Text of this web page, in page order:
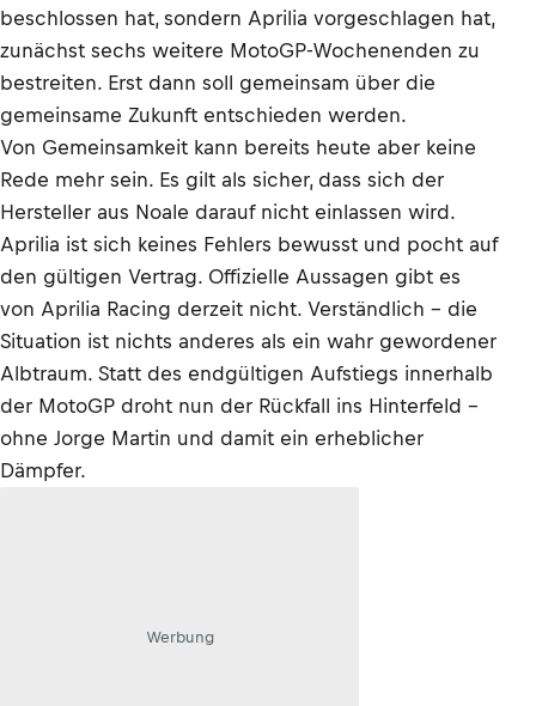
beschlossen hat, sondern Aprilia vorgeschlagen hat,
zunächst sechs weitere MotoGP-Wochenenden zu
bestreiten. Erst dann soll gemeinsam über die
gemeinsame Zukunft entschieden werden.
Von Gemeinsamkeit kann bereits heute aber keine
Rede mehr sein. Es gilt als sicher, dass sich der
Hersteller aus Noale darauf nicht einlassen wird.
Aprilia ist sich keines Fehlers bewusst und pocht auf
den gültigen Vertrag. Offizielle Aussagen gibt es
von Aprilia Racing derzeit nicht. Verständlich – die
Situation ist nichts anderes als ein wahr gewordener
Albtraum. Statt des endgültigen Aufstiegs innerhalb
der MotoGP droht nun der Rückfall ins Hinterfeld –
ohne Jorge Martin und damit ein erheblicher
Dämpfer.
Werbung